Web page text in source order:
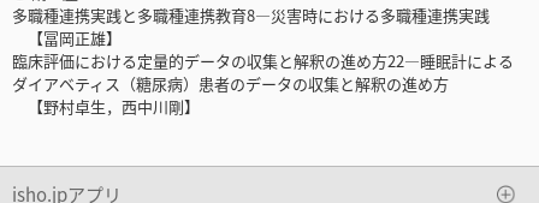
多職種連携実践と多職種連携教育8―災害時における多職種連携実践
【冨岡正雄】
臨床評価における定量的データの収集と解釈の進め方22―睡眠計による
ダイアベティス（糖尿病）患者のデータの収集と解釈の進め方
【野村卓生，西中川剛】
isho.jpアプリ